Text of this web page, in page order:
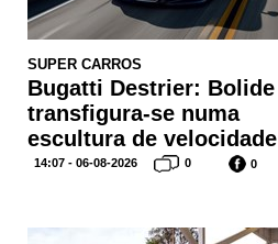
SUPER CARROS
Bugatti Destrier: Bolide
transfigura-se numa
escultura de velocidade
14:07 - 06-08-2026 0 0